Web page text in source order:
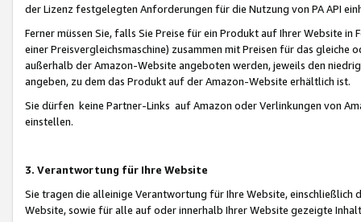
der Lizenz festgelegten Anforderungen für die Nutzung von PA API
Ferner müssen Sie, falls Sie Preise für ein Produkt auf Ihrer Website
einer Preisvergleichsmaschine) zusammen mit Preisen für das
außerhalb der Amazon-Website angeboten werden, jeweils den
angeben, zu dem das Produkt auf der Amazon-Website erhältlich ist.
Sie dürfen keine Partner-Links auf Amazon oder Verlinkungen von
einstellen.
3. Verantwortung für Ihre Website
Sie tragen die alleinige Verantwortung für Ihre Website,
Website, sowie für alle auf oder innerhalb Ihrer Website gezeigte